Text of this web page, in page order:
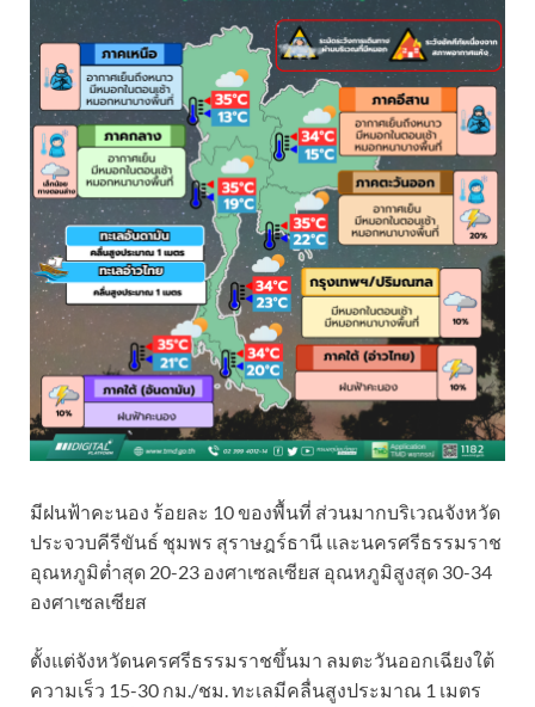
มีฝนฟ้าคะนอง ร้อยละ 10 ของพื้นที่ ส่วนมากบริเวณจังหวัด
ประจวบคีรีขันธ์ ชุมพร สุราษฎร์ธานี และนครศรีธรรมราช
อุณหภูมิต่ำสุด 20-23 องศาเซลเซียส อุณหภูมิสูงสุด 30-34
องศาเซลเซียส
ตั้งแต่จังหวัดนครศรีธรรมราชขึ้นมา ลมตะวันออกเฉียงใต้
ความเร็ว 15-30 กม./ชม. ทะเลมีคลื่นสูงประมาณ 1 เมตร